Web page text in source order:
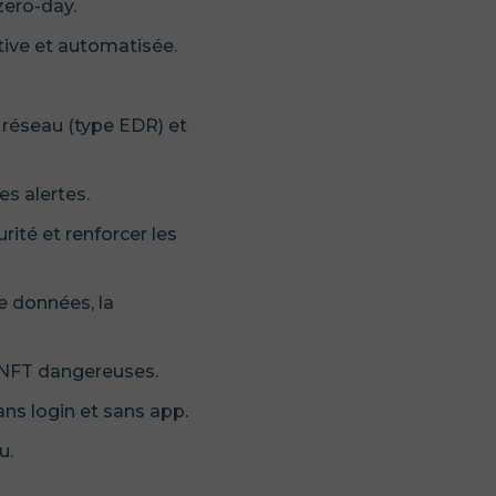
day.
et automatisée.
(type EDR) et
alertes.
et renforcer les
données, la
dangereuses.
login et sans app.